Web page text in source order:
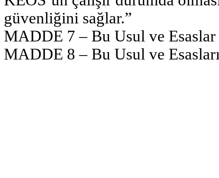
güvenliğini sağlar.”
MADDE 7 – Bu Usul ve
MADDE 8 – Bu Usul ve